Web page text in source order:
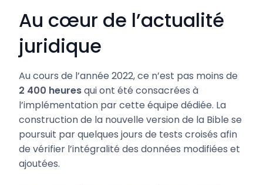
Au cœur de l’actualité
juridique
Au cours de l’année 2022, ce n’est pas moins de
2 400 heuresqui ont été consacrées à
l’implémentation par cette équipe dédiée. La
construction de la nouvelle version de la Bible se
poursuit par quelques jours de tests croisés afin
de vérifier l’intégralité des données modifiées et
ajoutées.